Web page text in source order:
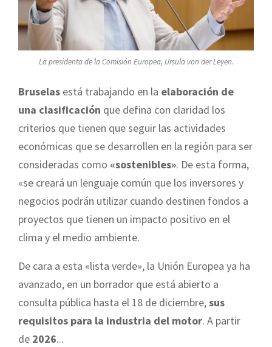
La presidenta de la Comisión Europea, Ursula von der Leyen.
Bruselas está trabajando en la elaboración de
una clasificación que defina con claridad los
criterios que tienen que seguir las actividades
económicas que se desarrollen en la región para ser
consideradas como «sostenibles». De esta forma,
«se creará un lenguaje común que los inversores y
negocios podrán utilizar cuando destinen fondos a
proyectos que tienen un impacto positivo en el
clima y el medio ambiente.
De cara a esta «lista verde», la Unión Europea ya ha
avanzado, en un borrador que está abierto a
consulta pública hasta el 18 de diciembre,sus
requisitos para la industria del motor. A partir
de 2026...